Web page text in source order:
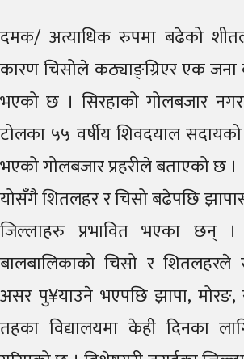
दमक/ अत्याधिक रुपमा बढेको
कारण चिसोले कठ्याङ्ग्रिएर एक जना
भएको छ । सिरहाको गोलबजार
टोलका ५५ वर्षीय शिवदयाल
भएको गोलबजार प्रहरीले बताएको छ ।
योसँगै शितलहर र चिसो बढेपछि
जिल्लाहरु प्रभावित भएका छन्
बालबालिकाको चिसो र शितलहरले
असर पु¥याउने भएपछि झापा, मोरङ,
तहका विद्यालयमा केही दिनका